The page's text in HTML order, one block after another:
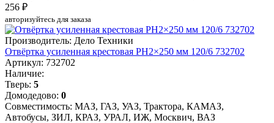
256 ₽
авторизуйтесь для заказа
Производитель: Дело Техники
Отвёртка усиленная крестовая PH2×250 мм 120/6 732702
Артикул: 732702
Наличие:
Тверь: 5
Домодедово: 0
Совместимость: МАЗ, ГАЗ, УАЗ, Трактора, КАМАЗ,
Автобусы, ЗИЛ, КРАЗ, УРАЛ, ИЖ, Москвич, ВАЗ